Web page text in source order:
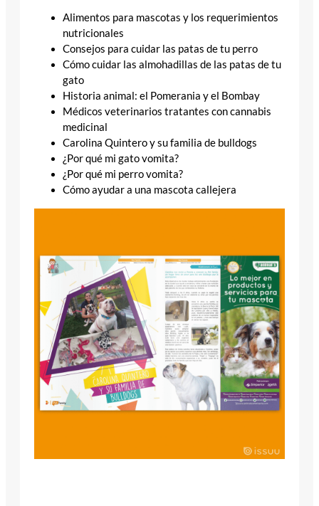
Alimentos para mascotas y los requerimientos
nutricionales
Consejos para cuidar las patas de tu perro
Cómo cuidar las almohadillas de las patas de tu
gato
Historia animal: el Pomerania y el Bombay
Médicos veterinarios tratantes con cannabis
medicinal
Carolina Quintero y su familia de bulldogs
¿Por qué mi gato vomita?
¿Por qué mi perro vomita?
Cómo ayudar a una mascota callejera